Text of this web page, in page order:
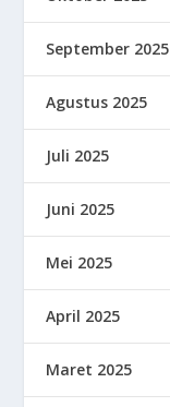
September 2025
Agustus 2025
Juli 2025
Juni 2025
Mei 2025
April 2025
Maret 2025